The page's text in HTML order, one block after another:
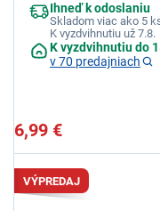
Ihneď k odoslaniu
Skladom viac ako 5
K vyzdvihnutiu už 7.8.
K vyzdvihnutiu do
v 70 predajniach
6,99 €
VÝPREDAJ